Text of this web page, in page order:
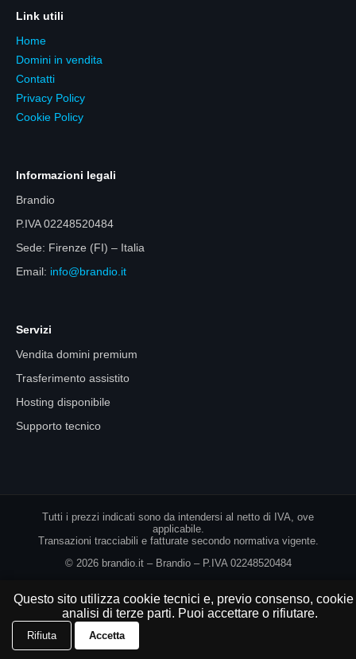
Acquista ora
Link utili
Home
Domini in vendita
Contatti
Privacy Policy
Cookie Policy
Informazioni legali
Brandio
P.IVA 02248520484
Sede: Firenze (FI) – Italia
Email: info@brandio.it
Servizi
Vendita domini premium
Trasferimento assistito
Hosting disponibile
Supporto tecnico
Tutti i prezzi indicati sono da intendersi al netto di IVA, ove
applicabile.
Transazioni tracciabili e fatturate secondo normativa vigente.
© 2026 brandio.it – Brandio – P.IVA 02248520484
Questo sito utilizza cookie tecnici e, previo consenso, cookie
analisi di terze parti. Puoi accettare o rifiutare.
Rifiuta Accetta